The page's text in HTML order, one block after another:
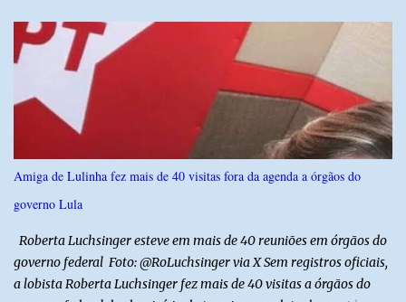
Governador Allyson Bezerra concluiu as agendas do 167 Razões RN
após visitar todas as cidades potiguares, dos pequenos municípios
aos maiores centros do estado. A caminhada começou em 29 de
março pelo município de Touros, Marco Zero da BR-101 e foi
concluída nesta quarta-feira depois de 129 dias entre a primeira e
a última visita. Os registros estão sendo publicados no perfil do
Instagram @167RazoesRN Ao longo do percurso, Allyson conheceu
de perto as potencialidades, as belezas, a cultura e a força do povo,
mas também ouviu os dramas e as necessidades enfrentadas pelas
Amiga de Lulinha fez mais de 40 visitas fora da agenda a órgãos do
governo Lula
Roberta Luchsinger esteve em mais de 40 reuniões em órgãos do
governo federal Foto: @RoLuchsinger via X Sem registros oficiais,
a lobista Roberta Luchsinger fez mais de 40 visitas a órgãos do